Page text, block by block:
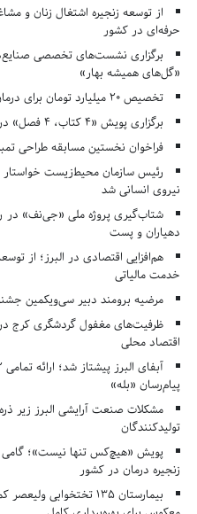
از توسعه زنجیره اشتغال زنان و
حرفه‌ای در کشور
برگزاری نشست‌های تخصصی
«گل‌های همیشه بهار»
تخصیص ۲۰ میلیارد تومان برای درمان بیماران هموفیلی
برگزاری پویش «۴ کتاب، ۴ فصل» در مراکز کانون البرز
فراخوان نخستین مسابقه طراحی
رئیس سازمان محیط‌زیست
نیروی انسانی شد
شتاب‌گیری پروژه ملی «جی‌نف» در
دهیاران و پست
هم‌افزایی اقتصادی در البرز؛ از
خدمت مالیاتی
مرضیه برومند دبیر سی‌ویکمین
ظرفیت‌های مغفول گردشگری کرج در
اقتصاد محلی
پیام‌رسان «بله»
مشکلات صنعت آرایشی البرز زیر
تولیدکنندگان
پویش «هیچ‌کس تنها نیست»؛ گامی
زنجیره درمان در کشور
بیمارستان ۱۳۵ تختخوابی